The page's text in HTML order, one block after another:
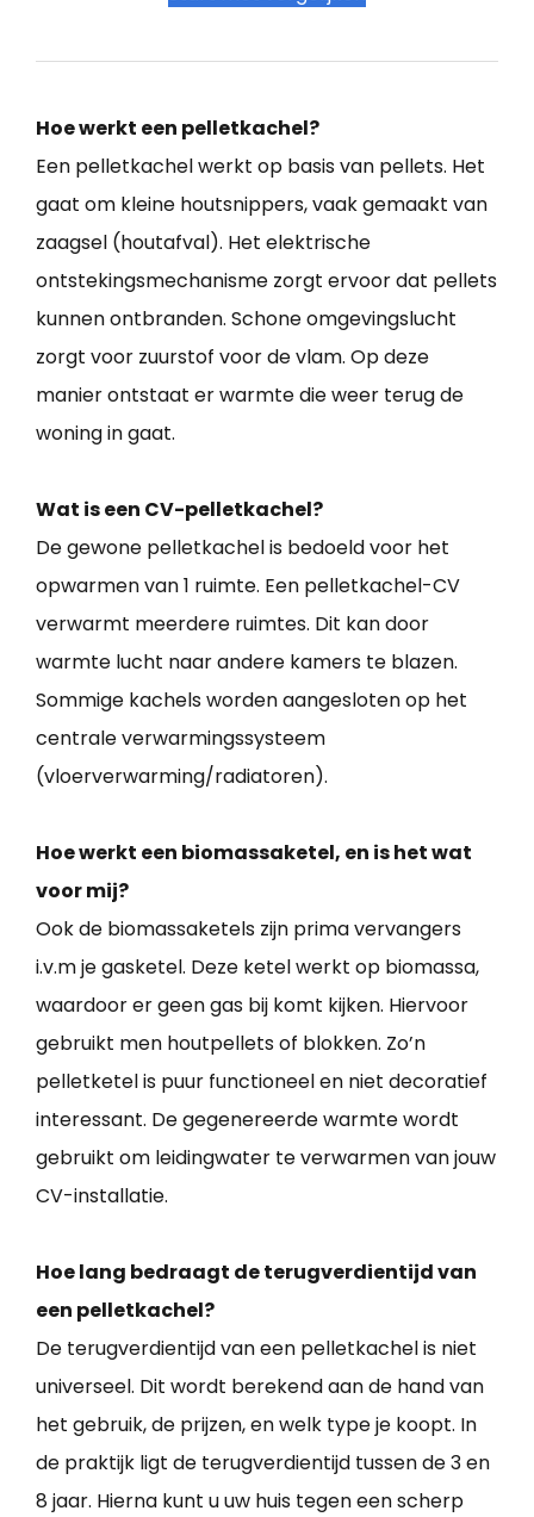
Hoe werkt een pelletkachel?
Een pelletkachel werkt op basis van pellets. Het
gaat om kleine houtsnippers, vaak gemaakt van
zaagsel (houtafval). Het elektrische
ontstekingsmechanisme zorgt ervoor dat pellets
kunnen ontbranden. Schone omgevingslucht
zorgt voor zuurstof voor de vlam. Op deze
manier ontstaat er warmte die weer terug de
woning in gaat.
Wat is een CV-pelletkachel?
De gewone pelletkachel is bedoeld voor het
opwarmen van 1 ruimte. Een pelletkachel-CV
verwarmt meerdere ruimtes. Dit kan door
warmte lucht naar andere kamers te blazen.
Sommige kachels worden aangesloten op het
centrale verwarmingssysteem
(vloerverwarming/radiatoren).
Hoe werkt een biomassaketel, en is het wat
voor mij?
Ook de biomassaketels zijn prima vervangers
i.v.m je gasketel. Deze ketel werkt op biomassa,
waardoor er geen gas bij komt kijken. Hiervoor
gebruikt men houtpellets of blokken. Zo’n
pelletketel is puur functioneel en niet decoratief
interessant. De gegenereerde warmte wordt
gebruikt om leidingwater te verwarmen van jouw
CV-installatie.
Hoe lang bedraagt de terugverdientijd van
een pelletkachel?
De terugverdientijd van een pelletkachel is niet
universeel. Dit wordt berekend aan de hand van
het gebruik, de prijzen, en welk type je koopt. In
de praktijk ligt de terugverdientijd tussen de 3 en
8 jaar. Hierna kunt u uw huis tegen een scherp